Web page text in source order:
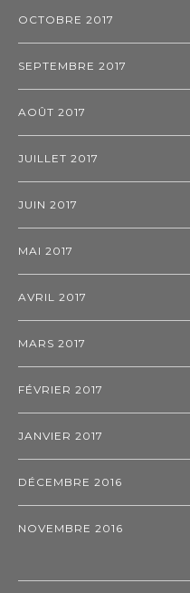
OCTOBRE 2017
SEPTEMBRE 2017
AOÛT 2017
JUILLET 2017
JUIN 2017
MAI 2017
AVRIL 2017
MARS 2017
FÉVRIER 2017
JANVIER 2017
DÉCEMBRE 2016
NOVEMBRE 2016